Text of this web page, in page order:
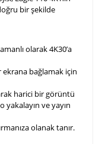
bir şekilde
olarak 4K30’a
ekrana bağlamak için
harici bir görüntü
ve yayın
olanak tanır.